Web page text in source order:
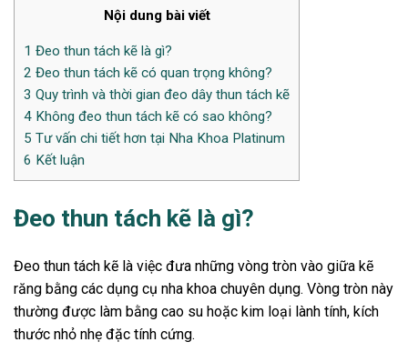
Nội dung bài viết
1 Đeo thun tách kẽ là gì?
2 Đeo thun tách kẽ có quan trọng không?
3 Quy trình và thời gian đeo dây thun tách kẽ
4 Không đeo thun tách kẽ có sao không?
5 Tư vấn chi tiết hơn tại Nha Khoa Platinum
6 Kết luận
Đeo thun tách kẽ là gì?
Đeo thun tách kẽ là việc đưa những vòng tròn vào giữa kẽ
răng bằng các dụng cụ nha khoa chuyên dụng. Vòng tròn này
thường được làm bằng cao su hoặc kim loại lành tính, kích
thước nhỏ nhẹ đặc tính cứng.